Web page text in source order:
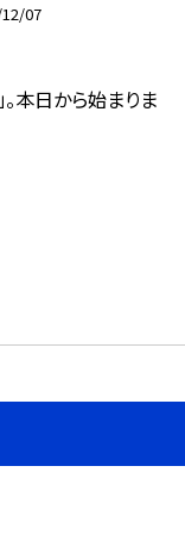
07
本日から始まりま